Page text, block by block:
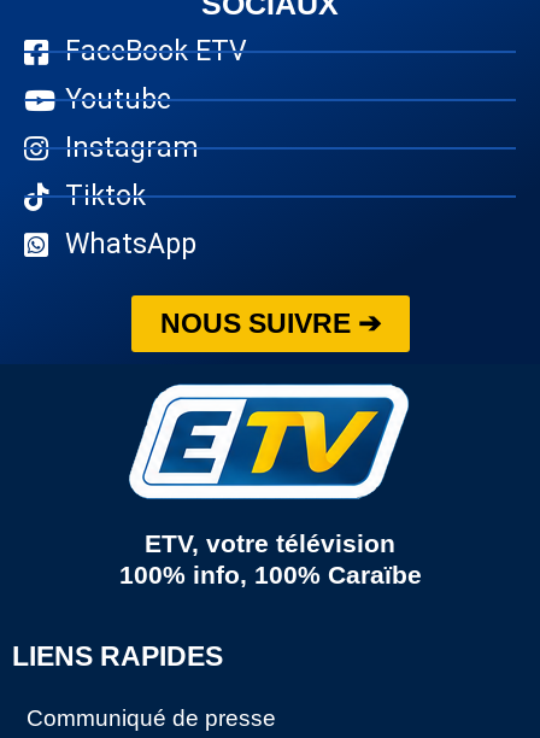
FaceBook ETV
Youtube
Instagram
Tiktok
WhatsApp
NOUS SUIVRE ➔
ETV, votre télévision
100% info, 100% Caraïbe
LIENS RAPIDES
Communiqué de presse